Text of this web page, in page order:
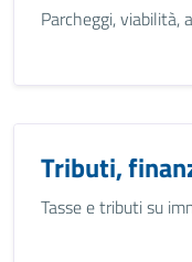
Parcheggi, viabilità,
Tributi,
Tasse e tributi su